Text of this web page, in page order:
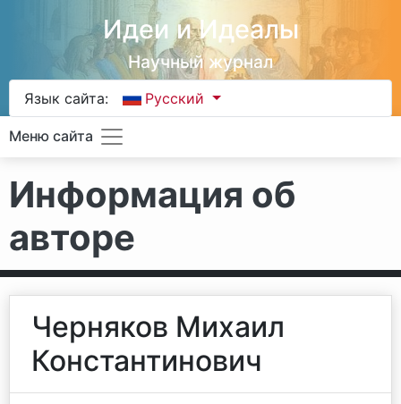
Идеи и Идеалы
Научный журнал
Язык сайта: Русский
Меню сайта
Информация об
авторе
Черняков Михаил
Константинович